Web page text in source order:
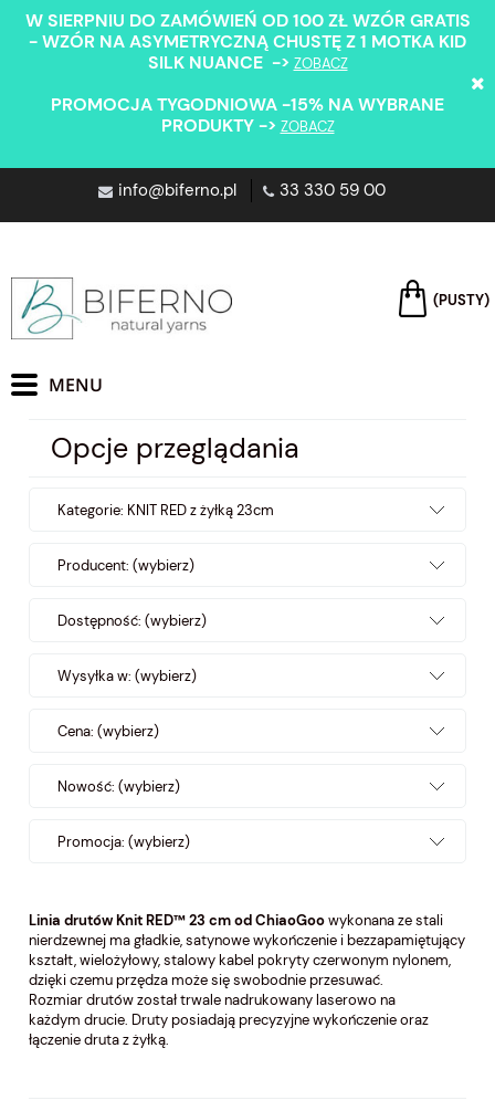
W SIERPNIU DO ZAMÓWIEŃ OD 100 ZŁ WZÓR GRATIS
- WZÓR NA ASYMETRYCZNĄ CHUSTĘ Z 1 MOTKA KID
SILK NUANCE -> ZOBACZ
PROMOCJA TYGODNIOWA -15% NA WYBRANE
PRODUKTY -> ZOBACZ
info@biferno.pl 33 330 59 00
(PUSTY)
Opcje przeglądania
Kategorie: KNIT RED z żyłką 23cm
Producent: (wybierz)
Dostępność: (wybierz)
Wysyłka w: (wybierz)
Cena: (wybierz)
Nowość: (wybierz)
Promocja: (wybierz)
Linia drutów Knit RED™ 23 cm od ChiaoGoowykonana ze stali
nierdzewnej ma gładkie, satynowe wykończenie i bezzapamiętujący
kształt, wielożyłowy, stalowy kabel pokryty czerwonym nylonem,
dzięki czemu przędza może się swobodnie przesuwać.
Rozmiar drutów został trwale nadrukowany laserowo na
każdym drucie. Druty posiadają precyzyjne wykończenie oraz
łączenie druta z żyłką.